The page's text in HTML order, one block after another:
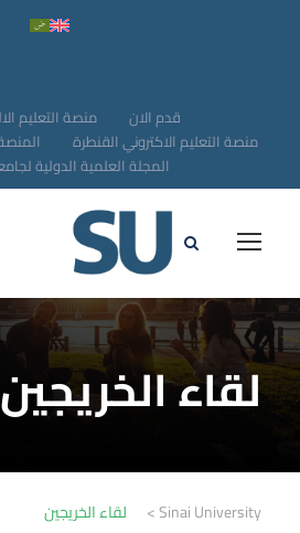
قدم الان
منصة التعليم
منصة التعليم الاكتروني القنطرة
المجلة العلمية الدولية
لقاء الخريجين
Sinai University
> لقاء الخريجين